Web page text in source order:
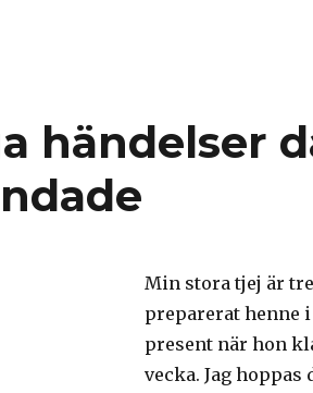
händelser
Min stora tjej är
preparerat henne
present när hon
vecka. Jag